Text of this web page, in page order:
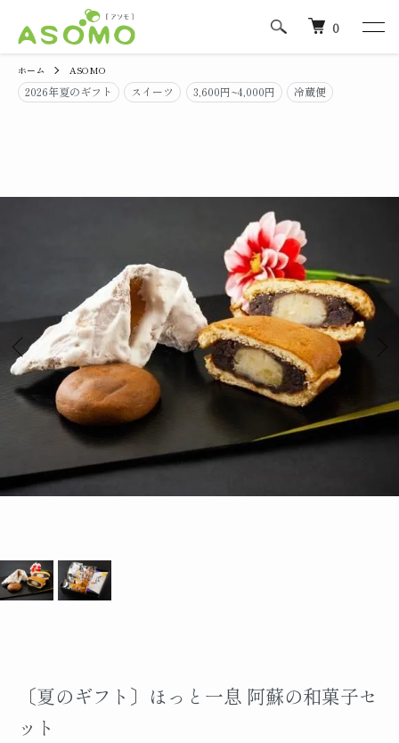
0
ホーム ASOMO
2026年夏のギフト スイーツ 3,600円~4,000円 冷蔵便
〔夏のギフト〕ほっと一息 阿蘇の和菓子セ
ット